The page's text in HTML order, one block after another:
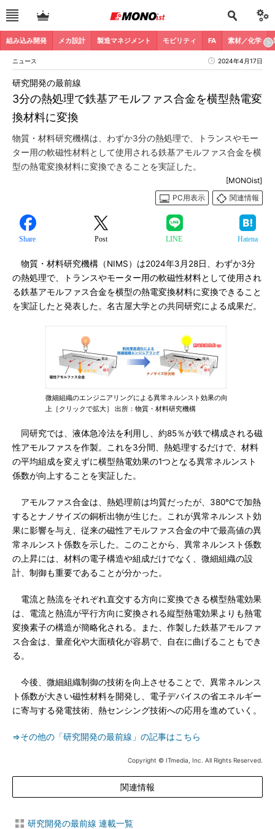
組み込み開発 メカ設計 製造マネジメント モビリティ FA 素材／化学
ニュース 2024年4月17日
3分の熱処理で鉄基アモルファス合金を横型熱電変
換材料に変換
研究開発の最前線
物質・材料研究機構は、わずか3分の熱処理で、トランスやモー
ター用の軟磁性材料として使用される鉄基アモルファス合金を横
型の熱電変換材料に変換できることを実証した。
[MONOist]
PC用表示
関連情報
Share Post LINE Hatena
物質・材料研究機構（NIMS）は2024年3月28日、わずか3分
の熱処理で、トランスやモーター用の軟磁性材料として使用され
る鉄基アモルファス合金を横型の熱電変換材料に変換できること
を実証したと発表した。名古屋大学との共同研究による成果だ。
微細組織のエンジニアリングによる異常ネルンスト効果の向
上［クリックで拡大］ 出所：物質・材料研究機構
同研究では、液体急冷法を利用し、約85％が鉄で構成される磁
性アモルファスを作製。これを3分間、熱処理するだけで、材料
の平均組成を変えずに横型熱電効果の1つとなる異常ネルンスト
係数が向上することを実証した。
アモルファス合金は、熱処理前は均質だったが、380℃で加熱
するとナノサイズの銅析出物が生じた。これが異常ネルンスト効
果に影響を与え、従来の磁性アモルファス合金の中で最高値の異
常ネルンスト係数を示した。このことから、異常ネルンスト係数
の上昇には、材料の電子構造や組成だけでなく、微細組織の設
計、制御も重要であることが分かった。
電流と熱流をそれぞれ直交する方向に変換できる横型熱電効果
は、電流と熱流が平行方向に変換される縦型熱電効果よりも熱電
変換素子の構造が簡略化される。また、作製した鉄基アモルファ
ス合金は、量産化や大面積化が容易で、自在に曲げることもでき
る。
今後、微細組織制御の技術を向上させることで、異常ネルンス
ト係数が大きい磁性材料を開発し、電子デバイスの省エネルギー
に寄与する発電技術、熱センシング技術への応用を進めていく。
⇒その他の「研究開発の最前線」の記事はこちら
Copyright © ITmedia, Inc. All Rights Reserved.
関連情報
研究開発の最前線 連載一覧